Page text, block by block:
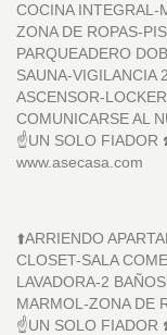
COCINA INTEGRAL-
ZONA DE ROPAS-
PARQUEADERO
SAUNA-VIGILANCIA
ASCENSOR-
COMUNICARSE AL
☝️UN SOLO FIADOR
www.asecasa.com
⬆️ARRIENDO
CLOSET-SALA
LAVADORA-2
MARMOL-ZONA DE
☝️UN SOLO FIADOR